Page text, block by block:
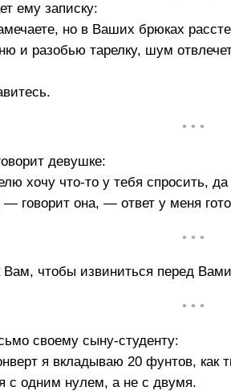
емy запискy:
но в Ваших бpюках
и pазобью таpелкy, шyм
• • •
девушке:
хочу что-то у тебя спросить,
говорит она, — ответ у меня
• • •
чтобы извиниться перед Вами
• • •
своему сыну-студенту:
я вкладываю 20 фунтов, как
с одним нулем, а не с двумя.